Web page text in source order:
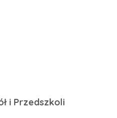
i Przedszkoli